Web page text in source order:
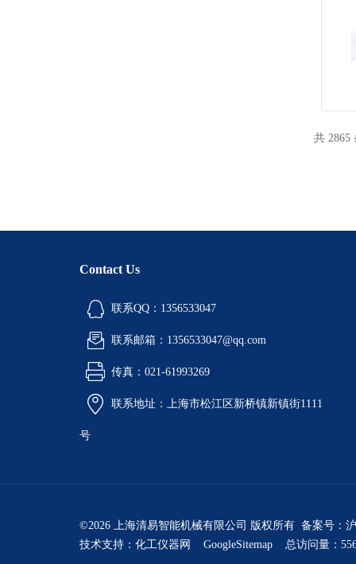
共 2865
Contact Us
联系QQ：1356533047
联系邮箱：1356533047@qq.com
传真：021-61993269
联系地址：上海市松江区新桥镇新镇街1111
号
©2026 上海清易智能机械有限公司 版权所有 备案号：
技术支持： 化工仪器网 GoogleSitemap 总访问量：